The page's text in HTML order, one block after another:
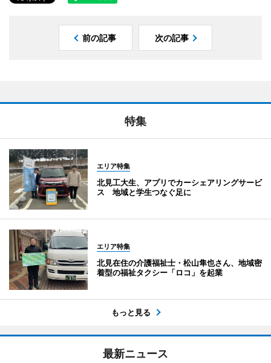
前の記事 次の記事
特集
エリア特集
北見工大生、アプリでカーシェアリングサービ
ス 地域と学生つなぐ足に
エリア特集
北見在住の介護福祉士・松山隼也さん、地域密
着型の福祉タクシー「ロコ」を起業
もっと見る
最新ニュース